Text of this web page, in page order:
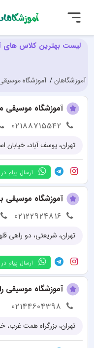
لیست بهترین کلاس های
آموزشگاهان آموزشگاه
آموزشگاه موسیقی
02188715542
ارسال پیام
آموزشگاه موسیقی
02122924816
تهران، شريعتی، دو راهی قلهک، پلاک
ارسال پیام
آموزشگاه موسیقی
02144604398